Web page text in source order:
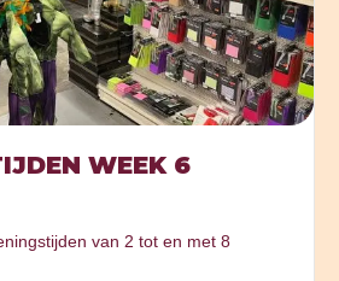
WEEK 6
van 2 tot en met 8